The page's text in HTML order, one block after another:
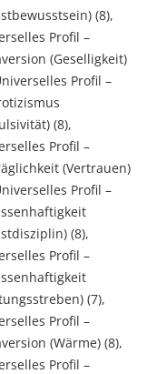
(8),
Profil –
(Geselligkeit)
Profil –
(8),
Profil –
(Vertrauen)
Profil –
(8),
Profil –
(7),
Profil –
(Wärme) (8),
Profil –